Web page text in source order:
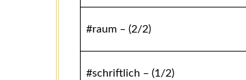
#raum – (2/2)
#schriftlich – (1/2)